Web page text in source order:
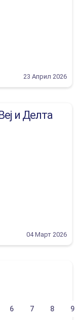
23 Април 2026
и Делта
04 Март 2026
6 7 8 9